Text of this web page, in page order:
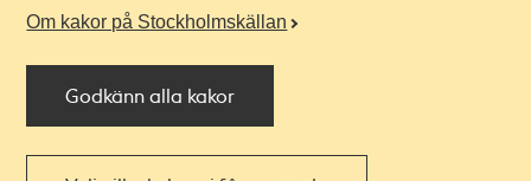
Om kakor på Stockholmskällan
Godkänn alla kakor